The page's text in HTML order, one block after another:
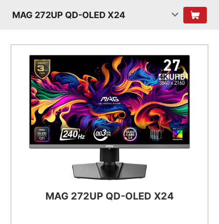
MAG 272UP QD-OLED X24
MAG 272UP QD-OLED X24